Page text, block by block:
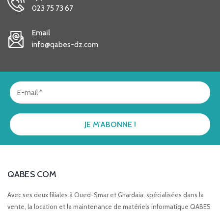
023 75 73 67
Email
info@qabes-dz.com
QABES COM
Avec ses deux filiales à Oued-Smar et Ghardaia, spécialisées dans la
vente, la location et la maintenance de matériels informatique QABES